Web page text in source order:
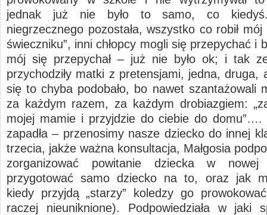
jednak już nie było to samo, co
niegrzecznego pozostała, wszystko co robił mój
świeczniku”, inni chłopcy mogli się przepychać i
mój się przepychał – już nie było ok; i tak
przychodziły matki z pretensjami, jedna, druga,
się to chyba podobało, bo nawet szantażowali
za każdym razem, za każdym drobiazgiem:
mojej mamie i przyjdzie do ciebie do
zapadła – przenosimy nasze dziecko do innej
trzecia, jakże ważna konsultacja, Małgosia
zorganizować powitanie dziecka w
przygotować samo dziecko na to, oraz jak
kiedy przyjdą „starzy” koledzy go
raczej nieuniknione). Podpowiedziała w jaki